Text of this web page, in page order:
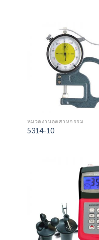
หมวดงานอุตสาหกรรม
5314-10